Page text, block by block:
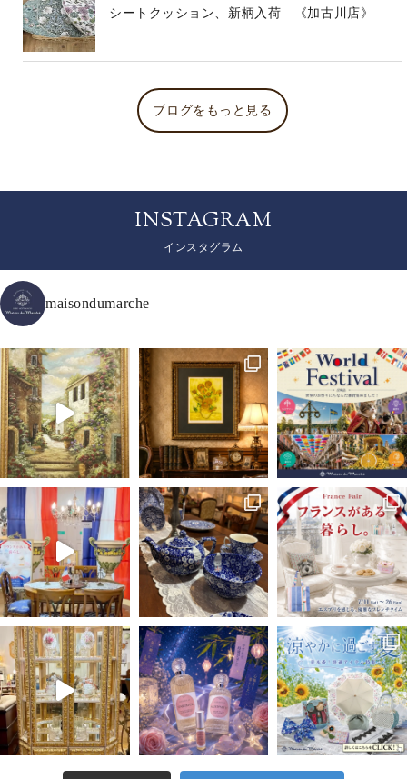
シートクッション、新柄入荷 《加古川店》
ブログをもっと見る
INSTAGRAM
インスタグラム
maisondumarche